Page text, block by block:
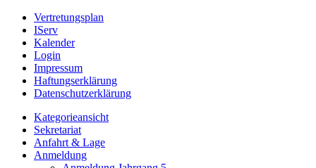
Vertretungsplan
IServ
Kalender
Login
Impressum
Haftungserklärung
Datenschutzerklärung
Kategorieansicht
Sekretariat
Anfahrt & Lage
Anmeldung